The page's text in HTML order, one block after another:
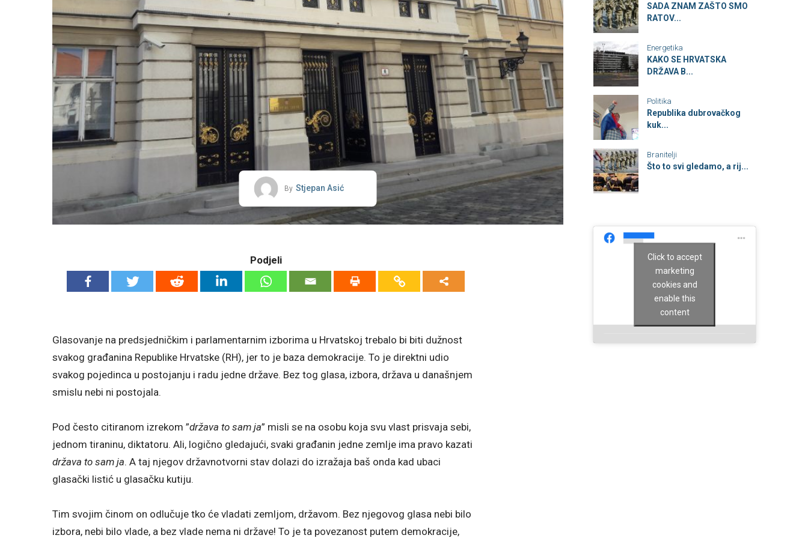
By Stjepan Asić
Podjeli
Glasovanje na predsjedničkim i parlamentarnim izborima u Hrvatskoj trebalo bi biti dužnost
svakog građanina Republike Hrvatske (RH), jer to je baza demokracije. To je direktni udio
svakog pojedinca u postojanju i radu jedne države. Bez tog glasa, izbora, država u današnjem
smislu nebi ni postojala.
Pod često citiranom izrekom ”država to sam ja” misli se na osobu koja svu vlast prisvaja sebi,
jednom tiraninu, diktatoru. Ali, logično gledajući, svaki građanin jedne zemlje ima pravo kazati
država to sam ja. A taj njegov državnotvorni stav dolazi do izražaja baš onda kad ubaci
glasački listić u glasačku kutiju.
Tim svojim činom on odlučuje tko će vladati zemljom, državom. Bez njegovog glasa nebi bilo
izbora, nebi bilo vlade, a bez vlade nema ni države! To je ta povezanost putem demokracije,
SADA ZNAM ZAŠTO SMO
RATOV...
Energetika
KAKO SE HRVATSKA
DRŽAVA B...
Politika
Republika dubrovačkog
kuk...
Branitelji
Što to svi gledamo, a rij...
Click to accept
marketing
cookies and
enable this
content